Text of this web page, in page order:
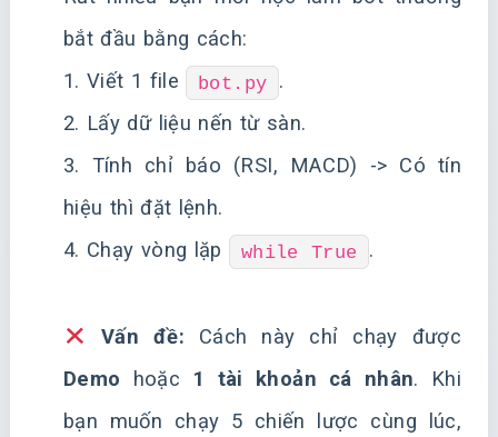
bắt đầu bằng cách:
1. Viết 1 file
bot.py .
2. Lấy dữ liệu nến từ sàn.
3. Tính chỉ báo (RSI, MACD) -> Có tín
hiệu thì đặt lệnh.
4. Chạy vòng lặp
while True .
Vấn đề: Cách này chỉ chạy được
Demo hoặc 1 tài khoản cá nhân. Khi
bạn muốn chạy 5 chiến lược cùng lúc,